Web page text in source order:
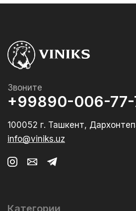
Звоните
+99890-006-77-
100052 г. Ташкент,
info@viniks.uz
Категории